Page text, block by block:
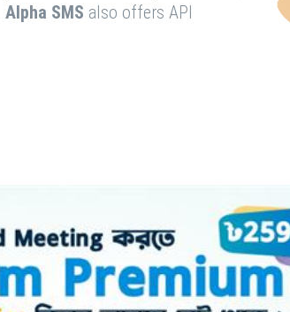
Alpha SMS also offers API